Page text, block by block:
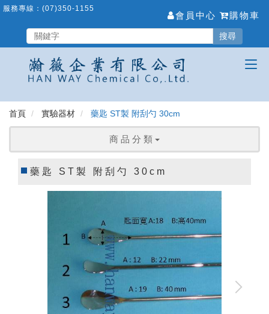
跳
要
服務專線： (07)350-1155
會員中心 購物車
搜尋
首頁 實驗器材 藥匙 ST製 附刮勺 30cm
商 品 分 類
藥匙 ST製 附刮勺 30cm